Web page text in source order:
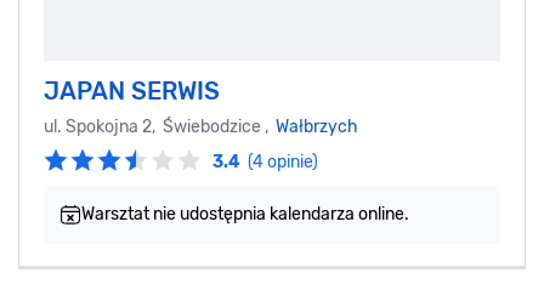
JAPAN SERWIS
ul. Spokojna 2, Świebodzice , Wałbrzych
3.4 (4 opinie)
Warsztat nie udostępnia kalendarza online.